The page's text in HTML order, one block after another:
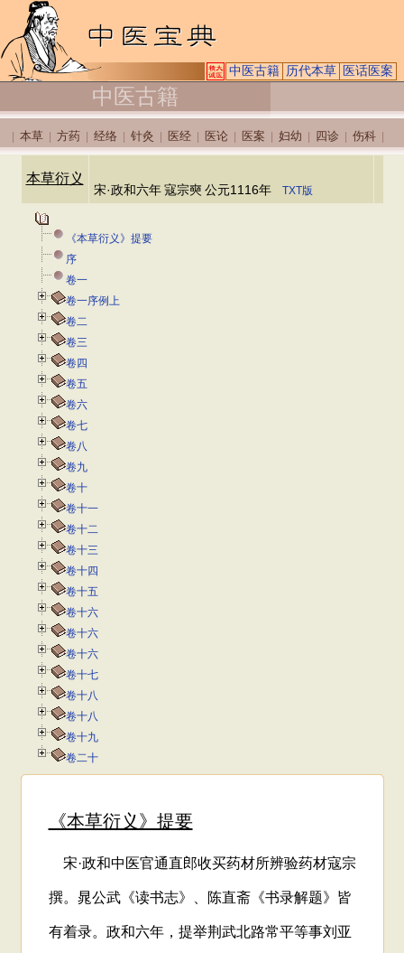
中医古籍 历代本草 医话医案
中医古籍
本草 方药 经络 针灸 医经 医论 医案 妇幼 四诊 伤科
本草衍义
宋·政和六年 寇宗奭 公元1116年 TXT版
《本草衍义》提要
序
卷一
卷一序例上
卷二
卷三
卷四
卷五
卷六
卷七
卷八
卷九
卷十
卷十一
卷十二
卷十三
卷十四
卷十五
卷十六
卷十六
卷十六
卷十七
卷十八
卷十八
卷十九
卷二十